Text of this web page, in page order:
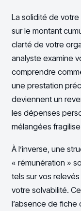
La solidité de
sur le montant
clarté de votre
analyste examine
comprendre
une prestation
deviennent un
les dépenses
mélangées
À l’inverse, une
« rémunération »
tels sur vos
votre solvabilité.
l’absence de fiche